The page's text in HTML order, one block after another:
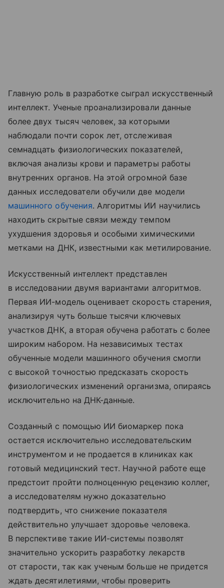
Главную роль в разработке сыграл искусственный
интеллект. Ученые проанализировали данные
более двух тысяч человек, за которыми
наблюдали почти сорок лет, отслеживая
семнадцать физиологических показателей,
включая анализы крови и параметры работы
внутренних органов. На этой огромной базе
данных исследователи обучили две модели
машинного обучения. Алгоритмы ИИ научились
находить скрытые связи между темпом
ухудшения здоровья и особыми химическими
метками на ДНК, известными как метилирование.
Искусственный интеллект представлен
в исследовании двумя вариантами алгоритмов.
Первая ИИ-модель оценивает скорость старения,
анализируя чуть больше тысячи ключевых
участков ДНК, а вторая обучена работать с более
широким набором. На независимых тестах
обученные модели машинного обучения смогли
с высокой точностью предсказать скорость
физиологических изменений организма, опираясь
исключительно на ДНК-данные.
Созданный с помощью ИИ биомаркер пока
остается исключительно исследовательским
инструментом и не продается в клиниках как
готовый медицинский тест. Научной работе еще
предстоит пройти полноценную рецензию коллег,
а исследователям нужно доказательно
подтвердить, что снижение показателя
действительно улучшает здоровье человека.
В перспективе такие ИИ-системы позволят
значительно ускорить разработку лекарств
от старости, так как ученым больше не придется
ждать десятилетиями, чтобы проверить